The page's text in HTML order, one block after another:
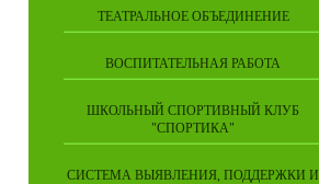
ТЕАТРАЛЬНОЕ ОБЪЕДИНЕНИЕ
ВОСПИТАТЕЛЬНАЯ РАБОТА
ШКОЛЬНЫЙ СПОРТИВНЫЙ КЛУБ
"СПОРТИКА"
СИСТЕМА ВЫЯВЛЕНИЯ, ПОДДЕРЖКИ И